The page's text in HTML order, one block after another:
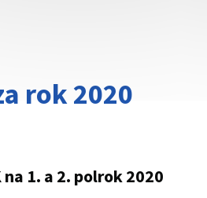
rok 2020
1. a 2. polrok 2020